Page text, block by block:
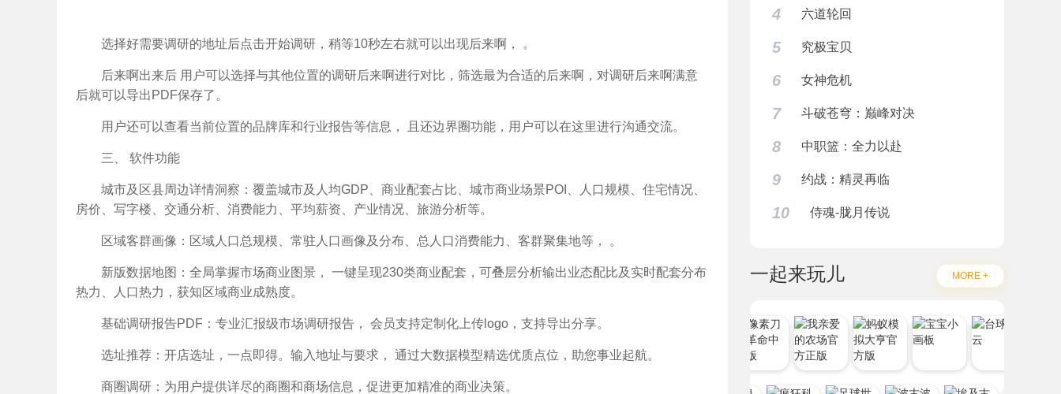
选择好需要调研的地址后点击开始调研，稍等10秒左右就可以出现后来啊， 。
后来啊出来后 用户可以选择与其他位置的调研后来啊进行对比，筛选最为合适的后来啊，对调研后来啊满意
后就可以导出PDF保存了。
用户还可以查看当前位置的品牌库和行业报告等信息， 且还边界圈功能，用户可以在这里进行沟通交流。
三、 软件功能
城市及区县周边详情洞察：覆盖城市及人均GDP、商业配套占比、城市商业场景POI、人口规模、住宅情况、
房价、写字楼、交通分析、消费能力、平均薪资、产业情况、旅游分析等。
区域客群画像：区域人口总规模、常驻人口画像及分布、总人口消费能力、客群聚集地等， 。
新版数据地图：全局掌握市场商业图景， 一键呈现230类商业配套，可叠层分析输出业态配比及实时配套分布
热力、人口热力，获知区域商业成熟度。
基础调研报告PDF：专业汇报级市场调研报告， 会员支持定制化上传logo，支持导出分享。
选址推荐：开店选址，一点即得。输入地址与要求， 通过大数据模型精选优质点位，助您事业起航。
商圈调研：为用户提供详尽的商圈和商场信息，促进更加精准的商业决策。
4 六道轮回
5 究极宝贝
6 女神危机
7 斗破苍穹：巅峰对决
8 中职篮：全力以赴
9 约战：精灵再临
10 侍魂-胧月传说
一起来玩儿 MORE +